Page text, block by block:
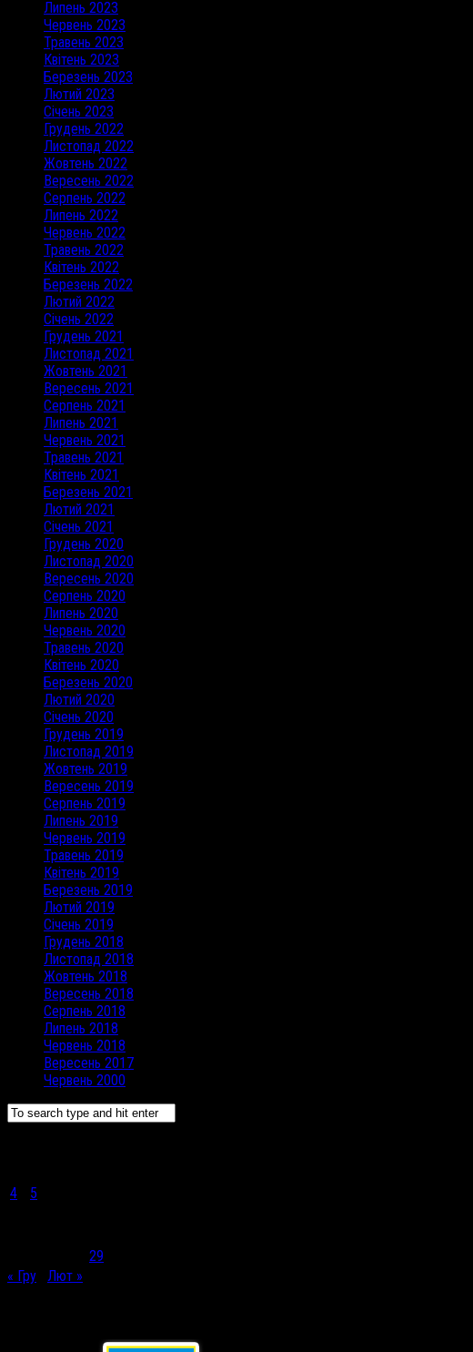
Липень 2023
Червень 2023
Травень 2023
Квітень 2023
Березень 2023
Лютий 2023
Січень 2023
Грудень 2022
Листопад 2022
Жовтень 2022
Вересень 2022
Серпень 2022
Липень 2022
Червень 2022
Травень 2022
Квітень 2022
Березень 2022
Лютий 2022
Січень 2022
Грудень 2021
Листопад 2021
Жовтень 2021
Вересень 2021
Серпень 2021
Липень 2021
Червень 2021
Травень 2021
Квітень 2021
Березень 2021
Лютий 2021
Січень 2021
Грудень 2020
Листопад 2020
Вересень 2020
Серпень 2020
Липень 2020
Червень 2020
Травень 2020
Квітень 2020
Березень 2020
Лютий 2020
Січень 2020
Грудень 2019
Листопад 2019
Жовтень 2019
Вересень 2019
Серпень 2019
Липень 2019
Червень 2019
Травень 2019
Квітень 2019
Березень 2019
Лютий 2019
Січень 2019
Грудень 2018
Листопад 2018
Жовтень 2018
Вересень 2018
Серпень 2018
Липень 2018
Червень 2018
Вересень 2017
Червень 2000
4
5
29
« Гру
Лют »